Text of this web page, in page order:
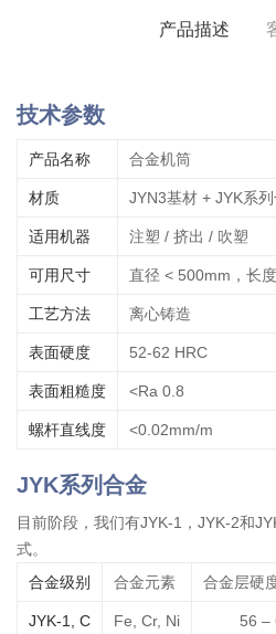
产品描述
技术参数
产品名称 合金机筒
材质 JYN3基材 + JYK系
适用机器 注塑 / 挤出 / 吹塑
可用尺寸 直径 < 500mm，长
工艺方法 离心铸造
表面硬度 52-62 HRC
表面粗糙度 <Ra 0.8
螺杆直线度 <0.02mm/m
JYK系列合金
目前阶段，我们有JYK-1，JYK-2和
式。
合金级别
合金元素 合金层硬
JYK-1, C Fe, Cr, Ni 56 –